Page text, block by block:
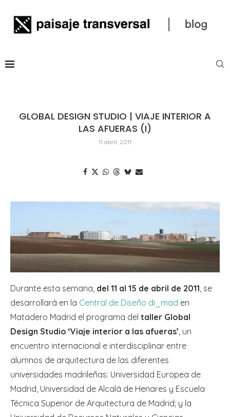
GLOBAL DESIGN STUDIO | VIAJE INTERIOR A
LAS AFUERAS (I)
11 abril, 2011
Durante esta semana, del 11 al 15 de abril de 2011 , se
desarrollará en la Central de Diseño di_mad en
Matadero Madrid el programa del taller Global
Design Studio ‘Viaje interior a las afueras’ , un
encuentro internacional e interdisciplinar entre
alumnos de arquitectura de las diferentes
universidades madrileñas: Universidad Europea de
Madrid, Universidad de Alcalá de Henares y Escuela
Técnica Superior de Arquitectura de Madrid; y la